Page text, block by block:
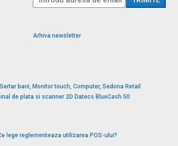
Arhiva newsletter
bani, Monitor touch, Computer, Sedona Retail
de plata si scanner 2D Datecs BlueCash 50
lege reglementeaza utilizarea POS-ului?